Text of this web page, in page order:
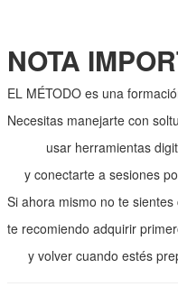
NOTA
EL MÉTODO es una
Necesitas manejarte con
usar herramientas
y conectarte a sesiones
Si ahora mismo no te
te recomiendo adquirir
y volver cuando estés